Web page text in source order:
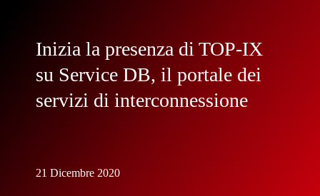
Inizia la presenza di TOP-IX
su Service DB, il portale dei
servizi di interconnessione
21 Dicembre 2020